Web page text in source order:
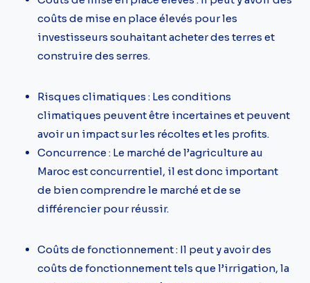
coûts de mise en place élevés pour les
investisseurs souhaitant acheter des terres et
construire des serres.
Risques climatiques : Les conditions
climatiques peuvent être incertaines et peuvent
avoir un impact sur les récoltes et les profits.
Concurrence : Le marché de l’agriculture au
Maroc est concurrentiel, il est donc important
de bien comprendre le marché et de se
différencier pour réussir.
Coûts de fonctionnement : Il peut y avoir des
coûts de fonctionnement tels que l’irrigation, la